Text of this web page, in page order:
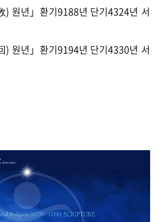
원년」환기9188년 단기4324년 서
원년」환기9194년 단기4330년 서